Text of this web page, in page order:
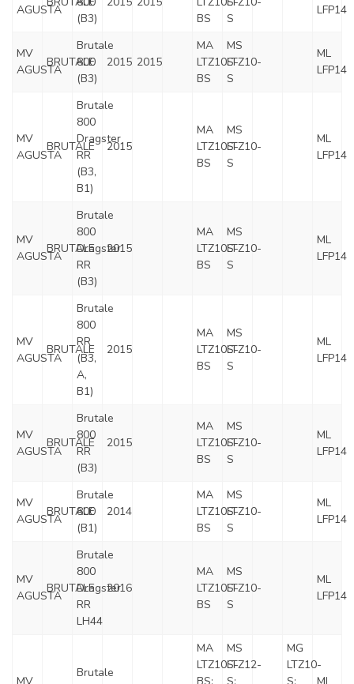
AGUSTA
(B3)
BS
S
LFP14
MV
AGUSTA
BRUTALE
Brutale
800
(B3)
2015 2015
MA
LTZ10S-
BS
MS
LTZ10-
S
ML
LFP14
MV
AGUSTA
BRUTALE
Brutale
800
Dragster
RR
(B3,
B1)
2015
MA
LTZ10S-
BS
MS
LTZ10-
S
ML
LFP14
MV
AGUSTA
BRUTALE
Brutale
800
Dragster
RR
(B3)
2015
MA
LTZ10S-
BS
MS
LTZ10-
S
ML
LFP14
MV
AGUSTA
BRUTALE
Brutale
800
RR
(B3,
A,
B1)
2015
MA
LTZ10S-
BS
MS
LTZ10-
S
ML
LFP14
MV
AGUSTA
BRUTALE
Brutale
800
RR
(B3)
2015
MA
LTZ10S-
BS
MS
LTZ10-
S
ML
LFP14
MV
AGUSTA
BRUTALE
Brutale
800
(B1)
2014
MA
LTZ10S-
BS
MS
LTZ10-
S
ML
LFP14
MV
AGUSTA
BRUTALE
Brutale
800
Dragster
RR
LH44
2016
MA
LTZ10S-
BS
MS
LTZ10-
S
ML
LFP14
Brutale
MA
LTZ10S-
MS
LTZ12-
MG
LTZ10-